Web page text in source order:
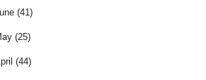
(41)
(25)
(44)